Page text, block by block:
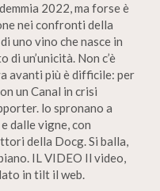
2022, ma forse è
nei confronti della
uno vino che nasce in
un’unicità. Non c’è
avanti più è difficile: per
un Canal in crisi
lo spronano a
dalle vigne, con
della Docg. Si balla,
IL VIDEO Il video,
in tilt il web.